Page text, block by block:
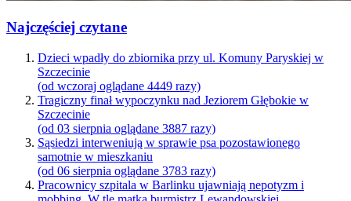
Najczęściej czytane
Dzieci wpadły do zbiornika przy ul. Komuny Paryskiej w
Szczecinie
(od wczoraj oglądane 4449 razy)
Tragiczny finał wypoczynku nad Jeziorem Głębokie w
Szczecinie
(od 03 sierpnia oglądane 3887 razy)
Sąsiedzi interweniują w sprawie psa pozostawionego
samotnie w mieszkaniu
(od 06 sierpnia oglądane 3783 razy)
Pracownicy szpitala w Barlinku ujawniają nepotyzm i